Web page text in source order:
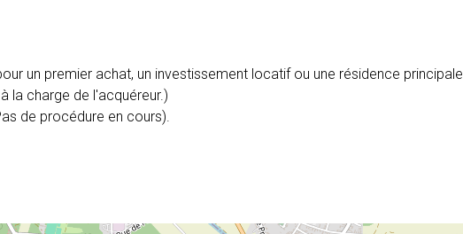
un premier achat, un investissement locatif ou une résidence principale
la charge de l'acquéreur.)
de procédure en cours).